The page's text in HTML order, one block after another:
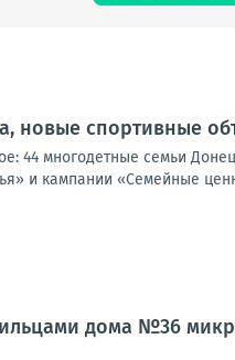
новые спортивные
44 многодетные семьи
и кампании «Семейные
дома №36